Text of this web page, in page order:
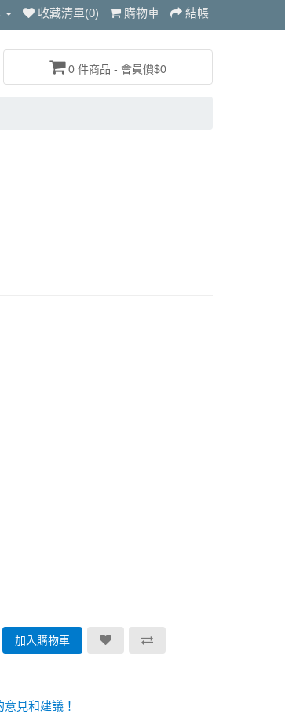
收藏清單(0) 購物車 結帳
0 件商品 - 會員價$0
加入購物車
見和建議！